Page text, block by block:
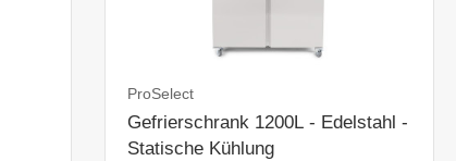
ProSelect
Gefrierschrank 1200L - Edelstahl -
Statische Kühlung